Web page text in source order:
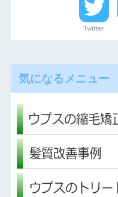
Twitter
気になるメニュー